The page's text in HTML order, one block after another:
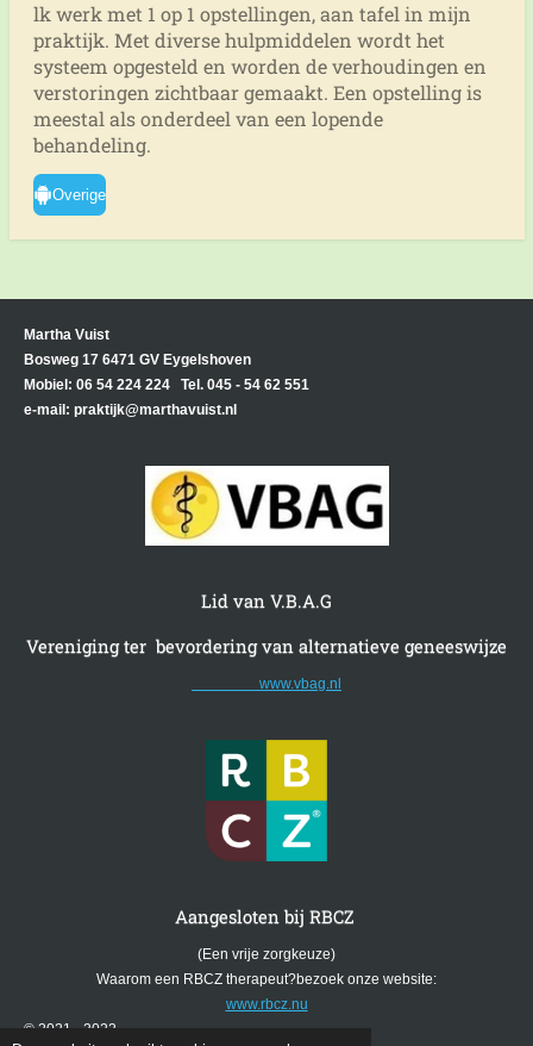
lk werk met 1 op 1 opstellingen, aan tafel in mijn
praktijk. Met diverse hulpmiddelen wordt het
systeem opgesteld en worden de verhoudingen en
verstoringen zichtbaar gemaakt. Een opstelling is
meestal als onderdeel van een lopende
behandeling.
Overige
Martha Vuist
Bosweg 17 6471 GV Eygelshoven
Mobiel: 06 54 224 224 Tel. 045 - 54 62 551
e-mail: praktijk@marthavuist.nl
Lid van V.B.A.G
Vereniging ter bevordering van alternatieve geneeswijze
www.vbag.nl
Aangesloten bij RBCZ
(Een vrije zorgkeuze)
Waarom een RBCZ therapeut?bezoek onze website:
www.rbcz.nu
© 2021 - 2022